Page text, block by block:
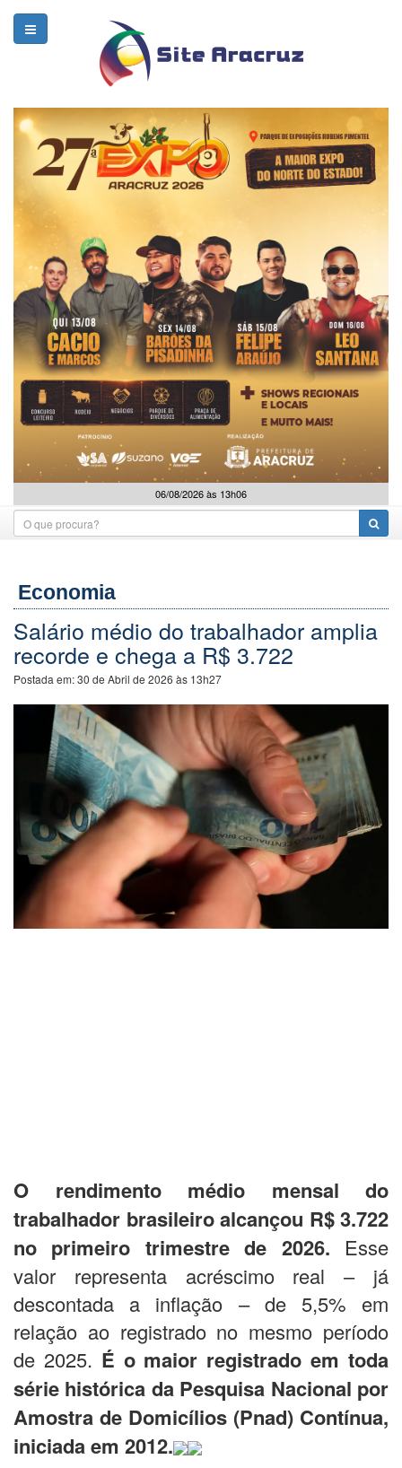
06/08/2026 às 13h06
Economia
Salário médio do trabalhador amplia
recorde e chega a R$ 3.722
Postada em:30 de Abril de 2026 às 13h27
O rendimento médio mensal do
trabalhador brasileiro alcançou R$ 3.722
no primeiro trimestre de 2026. Esse
valor representa acréscimo real – já
descontada a inflação – de 5,5% em
relação ao registrado no mesmo período
de 2025. É o maior registrado em toda
série histórica da Pesquisa Nacional por
Amostra de Domicílios (Pnad) Contínua,
iniciada em 2012.